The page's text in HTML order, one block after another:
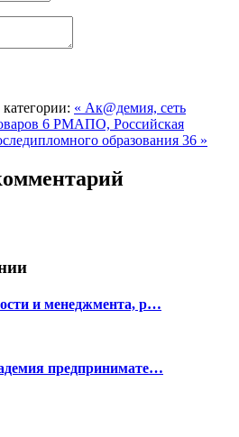
« Ак@демия, сеть
6 РМАПО, Российская
образования 36 »
и менеджмента, р…
предпринимате…